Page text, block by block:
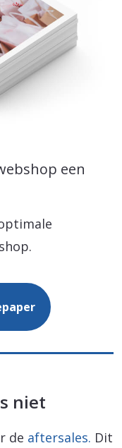
een
niet
de aftersales. Dit